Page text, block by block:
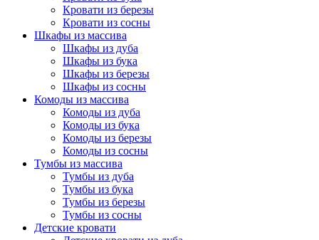
Кровати из березы
Кровати из сосны
Шкафы из массива
Шкафы из дуба
Шкафы из бука
Шкафы из березы
Шкафы из сосны
Комоды из массива
Комоды из дуба
Комоды из бука
Комоды из березы
Комоды из сосны
Тумбы из массива
Тумбы из дуба
Тумбы из бука
Тумбы из березы
Тумбы из сосны
Детские кровати